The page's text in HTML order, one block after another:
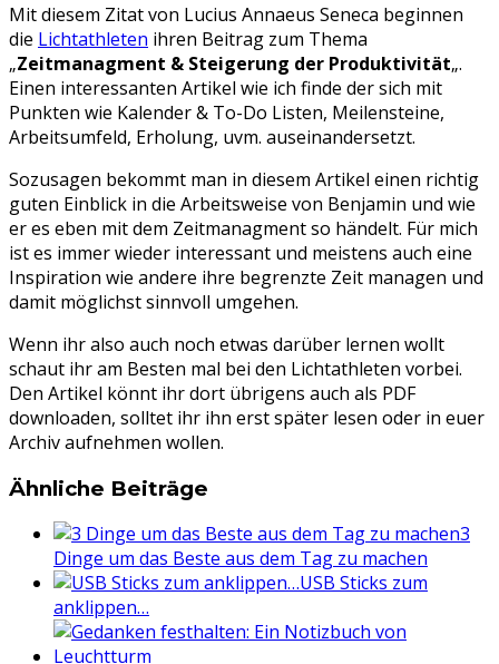
Mit diesem Zitat von Lucius Annaeus Seneca beginnen
die Lichtathleten ihren Beitrag zum Thema
„Zeitmanagment & Steigerung der Produktivität„.
Einen interessanten Artikel wie ich finde der sich mit
Punkten wie Kalender & To-Do Listen, Meilensteine,
Arbeitsumfeld, Erholung, uvm. auseinandersetzt.
Sozusagen bekommt man in diesem Artikel einen richtig
guten Einblick in die Arbeitsweise von Benjamin und wie
er es eben mit dem Zeitmanagment so händelt. Für mich
ist es immer wieder interessant und meistens auch eine
Inspiration wie andere ihre begrenzte Zeit managen und
damit möglichst sinnvoll umgehen.
Wenn ihr also auch noch etwas darüber lernen wollt
schaut ihr am Besten mal bei den Lichtathleten vorbei.
Den Artikel könnt ihr dort übrigens auch als PDF
downloaden, solltet ihr ihn erst später lesen oder in euer
Archiv aufnehmen wollen.
Ähnliche Beiträge
3
Dinge um das Beste aus dem Tag zu machen
USB Sticks zum
anklippen…